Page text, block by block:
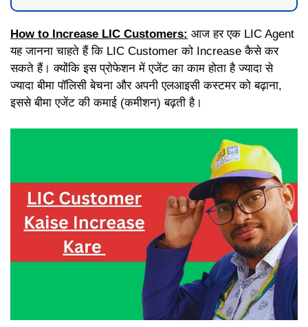
How to Increase LIC Customers: आज हर एक LIC Agent
यह जानना चाहते हैं कि LIC Customer को Increase कैसे कर
सकते हैं। क्योंकि इस प्रोफेशन में एजेंट का काम होता है ज्यादा से
ज्यादा बीमा पॉलिसी बेचना और अपनी एलआइसी कस्टमर को बढ़ाना,
इससे बीमा एजेंट की कमाई (कमीशन) बढ़ती है।